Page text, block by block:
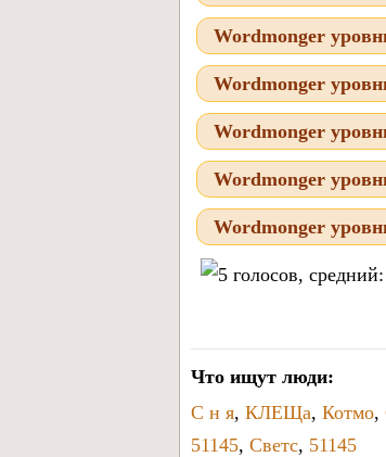
Wordmonger
Wordmonger
Wordmonger
Wordmonger
Wordmonger
Что ищут люди:
С н я, КЛЕЩа, Котмо,
51145, Светс, 51145